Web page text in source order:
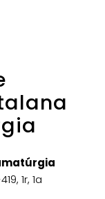
1r, 1a